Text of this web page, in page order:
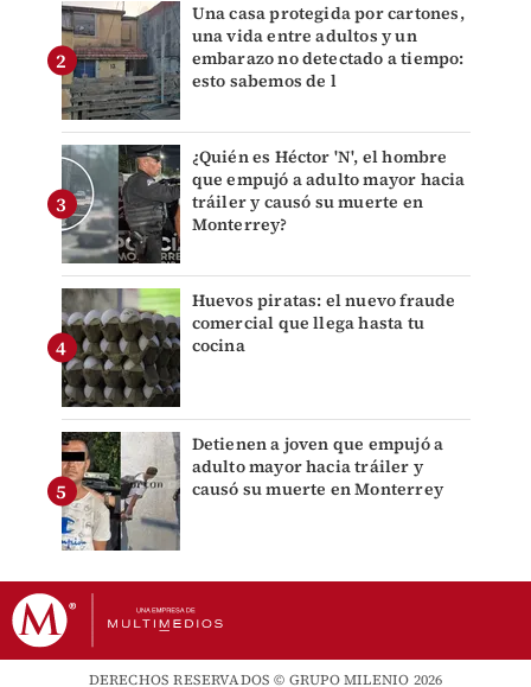
Una casa protegida por cartones,
una vida entre adultos y un
embarazo no detectado a tiempo:
esto sabemos de l
¿Quién es Héctor 'N', el hombre
que empujó a adulto mayor hacia
tráiler y causó su muerte en
Monterrey?
Huevos piratas: el nuevo fraude
comercial que llega hasta tu
cocina
Detienen a joven que empujó a
adulto mayor hacia tráiler y
causó su muerte en Monterrey
DERECHOS RESERVADOS © GRUPO MILENIO 2026